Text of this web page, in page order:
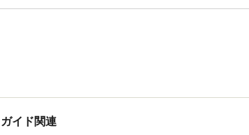
ガイド関連